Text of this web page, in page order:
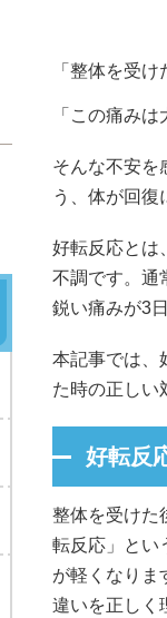
「整体を受
「この痛みは
そんな不安を
う、体が回復
好転反応とは
不調です。通
鋭い痛みが3
本記事では、
た時の正しい
好転反
整体を受けた
転反応」とい
が軽くなりま
違いを正しく